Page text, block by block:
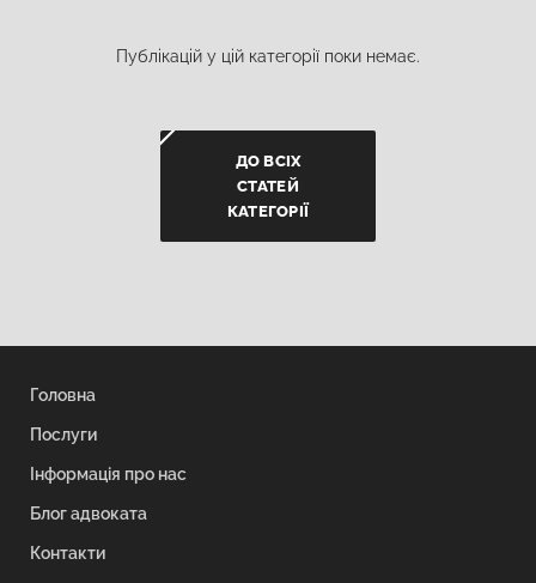
Публікацій у цій категорії поки немає.
ДО ВСІХ
СТАТЕЙ
КАТЕГОРІЇ
Головна
Послуги
Інформація про нас
Блог адвоката
Контакти